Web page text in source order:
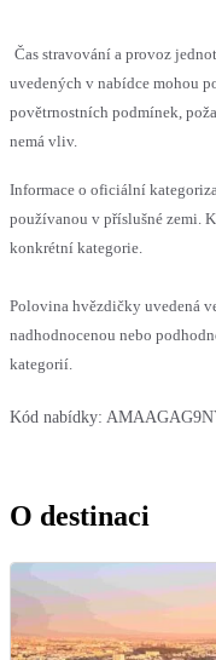
Čas stravování a provoz
uvedených v nabídce mohou
povětrnostních podmínek,
nemá vliv.
Informace o oficiální
používanou v příslušné zemi.
konkrétní kategorie.
Polovina hvězdičky uvedená
nadhodnocenou nebo
kategorií.
Kód nabídky:
O destinaci